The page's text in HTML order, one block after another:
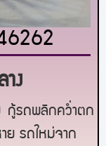
าง
กู้รถพลิกคว่ำตก
ย รถใหม่จาก